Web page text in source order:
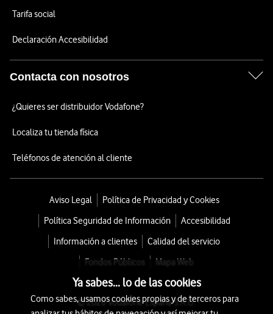
Tarifa social
Declaración Accesibilidad
Contacta con nosotros
¿Quieres ser distribuidor Vodafone?
Localiza tu tienda física
Teléfonos de atención al cliente
Aviso Legal
Política de Privacidad y Cookies
Política Seguridad de Información
Accesibilidad
Información a clientes
Calidad del servicio
Fondos Públicos
Mapa Web
© 2026 Vodafone España S.A.U.
Ya sabes... lo de las cookies
Como sabes, usamos cookies propias y de terceros para